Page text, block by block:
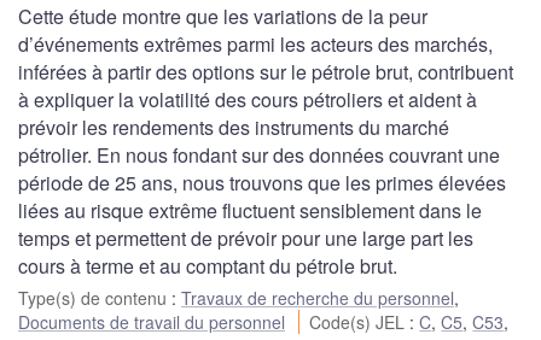
Cette étude montre que les variations de la peur
d’événements extrêmes parmi les acteurs des marchés,
inférées à partir des options sur le pétrole brut, contribuent
à expliquer la volatilité des cours pétroliers et aident à
prévoir les rendements des instruments du marché
pétrolier. En nous fondant sur des données couvrant une
période de 25 ans, nous trouvons que les primes élevées
liées au risque extrême fluctuent sensiblement dans le
temps et permettent de prévoir pour une large part les
cours à terme et au comptant du pétrole brut.
Type(s) de contenu : Travaux de recherche du personnel,
Documents de travail du personnel
Code(s) JEL :C,C5,C53,